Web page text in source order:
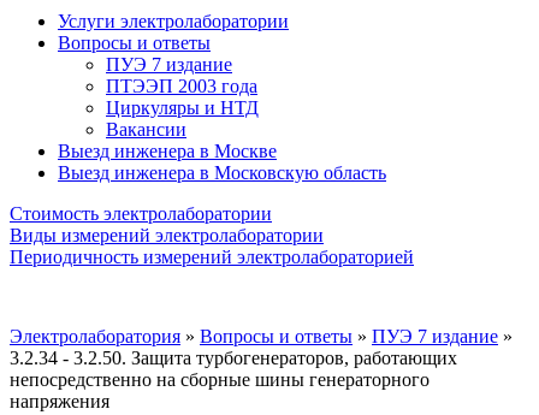
Услуги электролаборатории
Вопросы и ответы
ПУЭ 7 издание
ПТЭЭП 2003 года
Циркуляры и НТД
Вакансии
Выезд инженера в Москве
Выезд инженера в Московскую область
Стоимость электролаборатории
Виды измерений электролаборатории
Периодичность измерений электролабораторией
Электролаборатория » Вопросы и ответы » ПУЭ 7 издание »
3.2.34 - 3.2.50. Защита турбогенераторов, работающих
непосредственно на сборные шины генераторного
напряжения